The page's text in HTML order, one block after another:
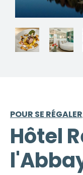
POUR SE
Hôtel